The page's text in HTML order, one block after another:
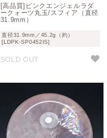
[高品質]ピンクエンジェルラダ
ークォーツ丸玉/スフィア（直径
31.9mm）
直径31.9mm／45.2g（約）
[LDPK-SP0452IS]
SOLD OUT